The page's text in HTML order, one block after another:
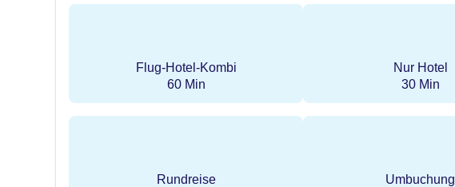
Flug-Hotel-Kombi
60 Min
Nur Hotel
30 Min
Rundreise
Umbuchung